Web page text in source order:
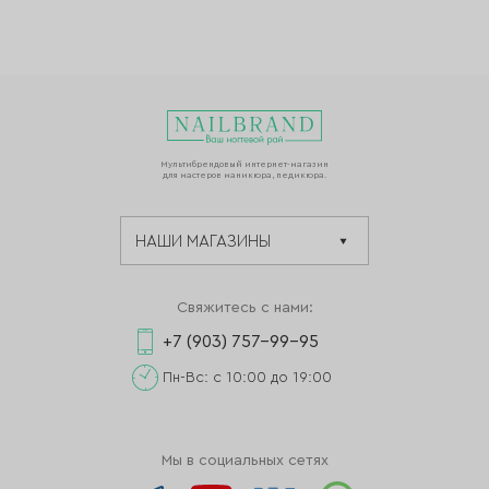
Мультибрендовый интернет-магазин
для мастеров маникюра, педикюра.
Свяжитесь с нами:
+7 (903) 757-99-95
Пн-Вс: с 10:00 до 19:00
Мы в социальных сетях